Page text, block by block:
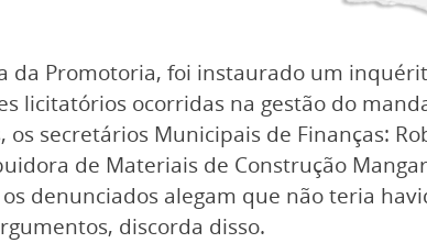
da Promotoria, foi instaurado um
licitatórios ocorridas na gestão do
secretários Municipais de Finanças:
de Materiais de Construção
denunciados alegam que não teria
discorda disso.